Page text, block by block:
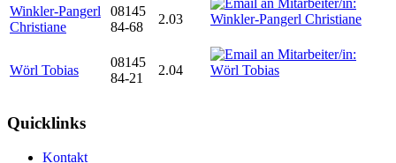
Winkler-Pangerl
Christiane
08145
84-68
2.03
Wörl Tobias
08145
84-21
2.04
Quicklinks
Kontakt